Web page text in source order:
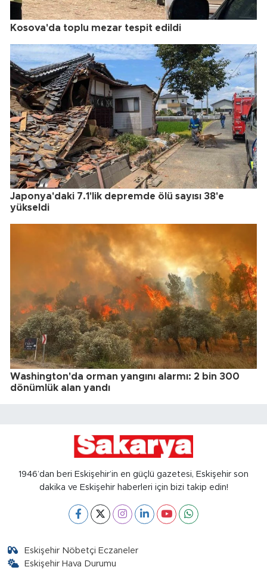
Kosova'da toplu mezar tespit edildi
Japonya'daki 7.1'lik depremde ölü sayısı 38'e
yükseldi
Washington'da orman yangını alarmı: 2 bin 300
dönümlük alan yandı
1946’dan beri Eskişehir’in en güçlü gazetesi, Eskişehir son
dakika ve Eskişehir haberleri için bizi takip edin!
Eskişehir Nöbetçi Eczaneler
Eskişehir Hava Durumu